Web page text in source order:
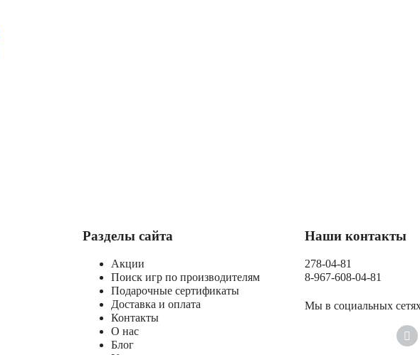
Разделы сайта
Акции
Поиск игр по производителям
Подарочные сертификаты
Доставка и оплата
Контакты
О нас
Блог
Наши контакты
278-04-81
8-967-608-04-81
Мы в социальных